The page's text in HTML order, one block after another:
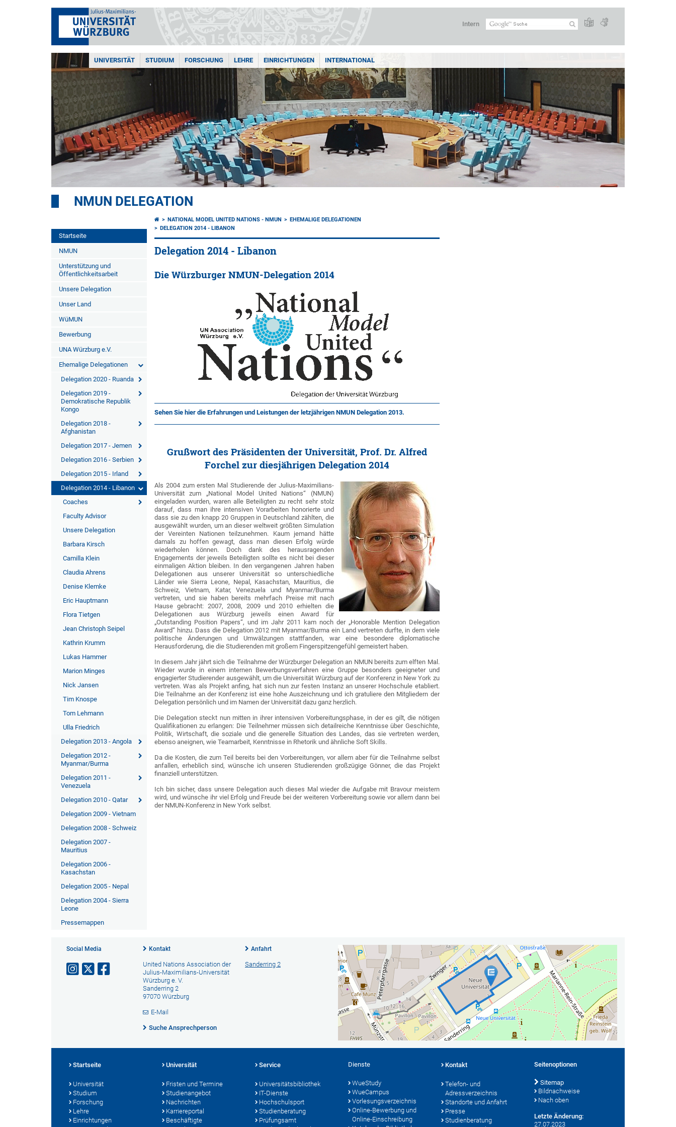
Intern
UNIVERSITÄT STUDIUM FORSCHUNG LEHRE EINRICHTUNGEN INTERNATIONAL
NMUN DELEGATION
Startseite
NMUN
Unterstützung und
Öffentlichkeitsarbeit
Unsere Delegation
Unser Land
WüMUN
Bewerbung
UNA Würzburg e.V.
Ehemalige Delegationen
Delegation 2020 - Ruanda
Delegation 2019 -
Demokratische Republik
Kongo
Delegation 2018 -
Afghanistan
Delegation 2017 - Jemen
Delegation 2016 - Serbien
Delegation 2015 - Irland
Delegation 2014 - Libanon
Coaches
Faculty Advisor
Unsere Delegation
Barbara Kirsch
Camilla Klein
Claudia Ahrens
Denise Klemke
Eric Hauptmann
Flora Tietgen
Jean Christoph Seipel
Kathrin Krumm
Lukas Hammer
Marion Minges
Nick Jansen
Tim Knospe
Tom Lehmann
Ulla Friedrich
Delegation 2013 - Angola
Delegation 2012 -
Myanmar/Burma
Delegation 2011 -
Venezuela
Delegation 2010 - Qatar
Delegation 2009 - Vietnam
Delegation 2008 - Schweiz
Delegation 2007 -
Mauritius
Delegation 2006 -
Kasachstan
Delegation 2005 - Nepal
Delegation 2004 - Sierra
Leone
Pressemappen
NATIONAL MODEL UNITED NATIONS - NMUN
EHEMALIGE DELEGATIONEN
DELEGATION 2014 - LIBANON
Delegation 2014 - Libanon
Die Würzburger NMUN-Delegation 2014
Sehen Sie hier die Erfahrungen und Leistungen der letzjährigen NMUN Delegation 2013.
Grußwort des Präsidenten der Universität, Prof. Dr. Alfred
Forchel zur diesjährigen Delegation 2014
Als 2004 zum ersten Mal Studierende der Julius-Maximilians-
Universität zum „National Model United Nations“ (NMUN)
eingeladen wurden, waren alle Beteiligten zu recht sehr stolz
darauf, dass man ihre intensiven Vorarbeiten honorierte und
dass sie zu den knapp 20 Gruppen in Deutschland zählten, die
ausgewählt wurden, um an dieser weltweit größten Simulation
der Vereinten Nationen teilzunehmen. Kaum jemand hätte
damals zu hoffen gewagt, dass man diesen Erfolg würde
wiederholen können. Doch dank des herausragenden
Engagements der jeweils Beteiligten sollte es nicht bei dieser
einmaligen Aktion bleiben. In den vergangenen Jahren haben
Delegationen aus unserer Universität so unterschiedliche
Länder wie Sierra Leone, Nepal, Kasachstan, Mauritius, die
Schweiz, Vietnam, Katar, Venezuela und Myanmar/Burma
vertreten, und sie haben bereits mehrfach Preise mit nach
Hause gebracht: 2007, 2008, 2009 und 2010 erhielten die
Delegationen aus Würzburg jeweils einen Award für
„Outstanding Position Papers“, und im Jahr 2011 kam noch der „Honorable Mention Delegation
Award“ hinzu. Dass die Delegation 2012 mit Myanmar/Burma ein Land vertreten durfte, in dem viele
politische Änderungen und Umwälzungen stattfanden, war eine besondere diplomatische
Herausforderung, die die Studierenden mit großem Fingerspitzengefühl gemeistert haben.
In diesem Jahr jährt sich die Teilnahme der Würzburger Delegation an NMUN bereits zum elften Mal.
Wieder wurde in einem internen Bewerbungsverfahren eine Gruppe besonders geeigneter und
engagierter Studierender ausgewählt, um die Universität Würzburg auf der Konferenz in New York zu
vertreten. Was als Projekt anfing, hat sich nun zur festen Instanz an unserer Hochschule etabliert.
Die Teilnahme an der Konferenz ist eine hohe Auszeichnung und ich gratuliere den Mitgliedern der
Delegation persönlich und im Namen der Universität dazu ganz herzlich.
Die Delegation steckt nun mitten in ihrer intensiven Vorbereitungsphase, in der es gilt, die nötigen
Qualifikationen zu erlangen: Die Teilnehmer müssen sich detailreiche Kenntnisse über Geschichte,
Politik, Wirtschaft, die soziale und die generelle Situation des Landes, das sie vertreten werden,
ebenso aneignen, wie Teamarbeit, Kenntnisse in Rhetorik und ähnliche Soft Skills.
Da die Kosten, die zum Teil bereits bei den Vorbereitungen, vor allem aber für die Teilnahme selbst
anfallen, erheblich sind, wünsche ich unseren Studierenden großzügige Gönner, die das Projekt
finanziell unterstützen.
Ich bin sicher, dass unsere Delegation auch dieses Mal wieder die Aufgabe mit Bravour meistern
wird, und wünsche ihr viel Erfolg und Freude bei der weiteren Vorbereitung sowie vor allem dann bei
der NMUN-Konferenz in New York selbst.
Social Media Kontakt
United Nations Association der
Julius-Maximilians-Universität
Würzburg e. V.
Sanderring 2
97070 Würzburg
E-Mail
Suche Ansprechperson
Anfahrt
Sanderring 2
Startseite
Universität
Studium
Forschung
Lehre
Einrichtungen
Universität
Fristen und Termine
Studienangebot
Nachrichten
Karriereportal
Beschäftigte
Service
Universitätsbibliothek
IT-Dienste
Hochschulsport
Studienberatung
Prüfungsamt
Dienste
WueStudy
WueCampus
Vorlesungsverzeichnis
Online-Bewerbung und
Online-Einschreibung
Kontakt
Telefon- und
Adressverzeichnis
Standorte und Anfahrt
Presse
Studienberatung
Seitenoptionen
Sitemap
Bildnachweise
Nach oben
Letzte Änderung:
27.07.2023